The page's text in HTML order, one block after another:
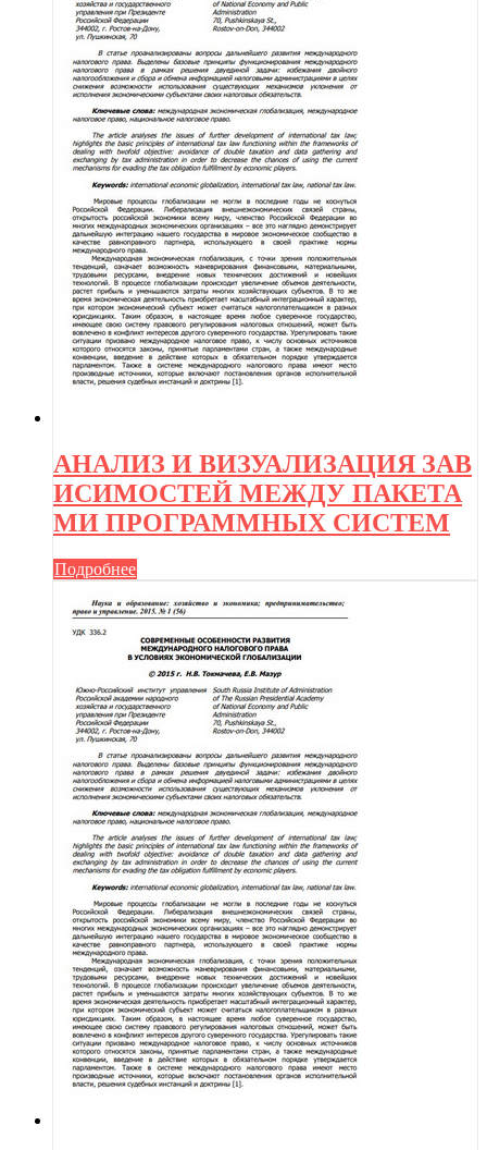
АНАЛИЗ И ВИЗУАЛИЗАЦИЯ ЗАВ
ИСИМОСТЕЙ МЕЖДУ ПАКЕТА
МИ ПРОГРАММНЫХ СИСТЕМ
Подробнее